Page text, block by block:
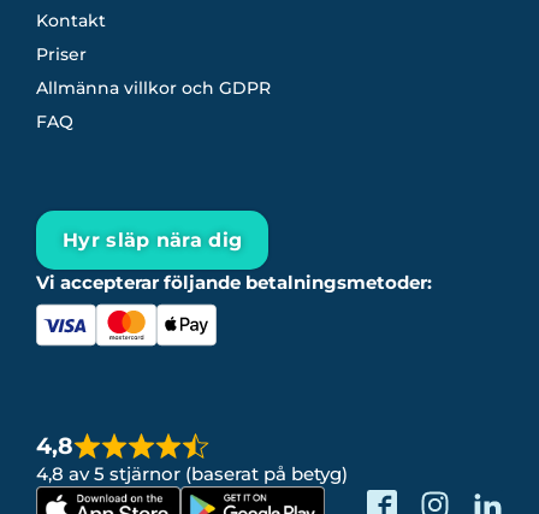
Kontakt
Priser
Allmänna villkor och GDPR
FAQ
Hyr släp nära dig
Vi accepterar följande betalningsmetoder:
4,8
4,8 av 5 stjärnor (baserat på betyg)